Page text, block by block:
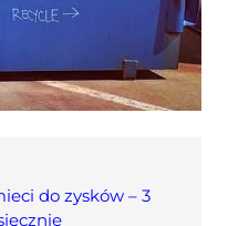
do zysków – 3